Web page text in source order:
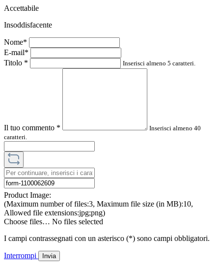
Accettabile
Insoddisfacente
Nome*
E-mail*
Titolo * Inserisci almeno 5 caratteri.
Il tuo commento *
Inserisci almeno 40
caratteri.
Product Image:
(Maximum number of files:3, Maximum file size (in MB):10,
Allowed file extensions:jpg;png)
Choose files… No files selected
I campi contrassegnati con un asterisco (*) sono campi obbligatori.
Interrompi Invia